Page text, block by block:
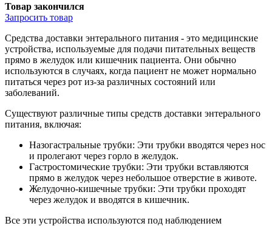
Товар закончился
Запросить товар
Средства доставки энтерального питания - это медицинские
устройства, используемые для подачи питательных веществ
прямо в желудок или кишечник пациента. Они обычно
используются в случаях, когда пациент не может нормально
питаться через рот из-за различных состояний или
заболеваний.
Существуют различные типы средств доставки энтерального
питания, включая:
Назогастральные трубки: Эти трубки вводятся через нос
и пролегают через горло в желудок.
Гастростомические трубки: Эти трубки вставляются
прямо в желудок через небольшое отверстие в животе.
Желудочно-кишечные трубки: Эти трубки проходят
через желудок и вводятся в кишечник.
Все эти устройства используются под наблюдением